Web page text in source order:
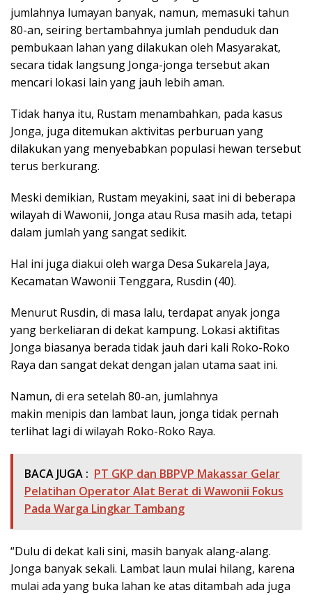
jumlahnya lumayan banyak, namun, memasuki tahun
80-an, seiring bertambahnya jumlah penduduk dan
pembukaan lahan yang dilakukan oleh Masyarakat,
secara tidak langsung Jonga-jonga tersebut akan
mencari lokasi lain yang jauh lebih aman.
Tidak hanya itu, Rustam menambahkan, pada kasus
Jonga, juga ditemukan aktivitas perburuan yang
dilakukan yang menyebabkan populasi hewan tersebut
terus berkurang.
Meski demikian, Rustam meyakini, saat ini di beberapa
wilayah di Wawonii, Jonga atau Rusa masih ada, tetapi
dalam jumlah yang sangat sedikit.
Hal ini juga diakui oleh warga Desa Sukarela Jaya,
Kecamatan Wawonii Tenggara, Rusdin (40).
Menurut Rusdin, di masa lalu, terdapat anyak jonga
yang berkeliaran di dekat kampung. Lokasi aktifitas
Jonga biasanya berada tidak jauh dari kali Roko-Roko
Raya dan sangat dekat dengan jalan utama saat ini.
Namun, di era setelah 80-an, jumlahnya
makin menipis dan lambat laun, jonga tidak pernah
terlihat lagi di wilayah Roko-Roko Raya.
BACA JUGA : PT GKP dan BBPVP Makassar Gelar
Pelatihan Operator Alat Berat di Wawonii Fokus
Pada Warga Lingkar Tambang
“Dulu di dekat kali sini, masih banyak alang-alang.
Jonga banyak sekali. Lambat laun mulai hilang, karena
mulai ada yang buka lahan ke atas ditambah ada juga